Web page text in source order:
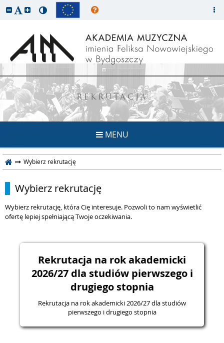
REKRUTACJA
MENU
Wybierz rekrutację
Wybierz rekrutację
Wybierz rekrutację, która Cię interesuje. Pozwoli to nam wyświetlić
ofertę lepiej spełniającą Twoje oczekiwania.
Rekrutacja na rok akademicki
2026/27 dla studiów pierwszego i
drugiego stopnia
Rekrutacja na rok akademicki 2026/27 dla studiów
pierwszego i drugiego stopnia